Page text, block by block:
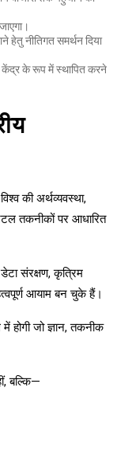
हेतु नीतिगत समर्थन दिया
केंद्र के रूप में स्थापित करने
की अर्थव्यवस्था,
तकनीकों पर आधारित
संरक्षण, कृत्रिम
आयाम बन चुके हैं।
होगी जो ज्ञान, तकनीक
बल्कि—